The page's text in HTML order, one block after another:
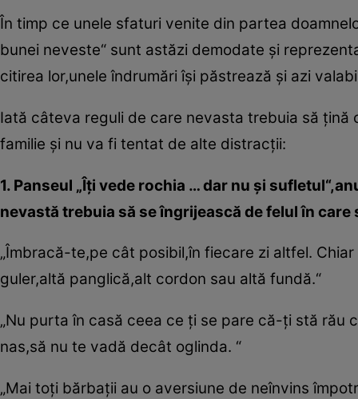
În timp ce unele sfaturi venite din partea
bunei neveste“ sunt astăzi demodate şi
citirea lor,unele îndrumări îşi păstrează şi azi
Iată câteva reguli de care nevasta trebuia să
familie şi nu va fi tentat de alte distracţii:
1. Panseul „Îţi vede rochia … dar nu şi
nevastă trebuia să se îngrijească de felul în
„Îmbracă-te,pe cât posibil,în fiecare zi altfel.
guler,altă panglică,alt cordon sau altă fundă.“
„Nu purta în casă ceea ce ţi se pare că-ţi stă rău
nas,să nu te vadă decât oglinda. “
„Mai toţi bărbaţii au o aversiune de neînvins